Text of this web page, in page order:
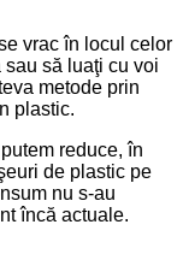
vrac în locul celor
să luaţi cu voi
metode prin
plastic.
reduce, în
de plastic pe
nu s-au
încă actuale.